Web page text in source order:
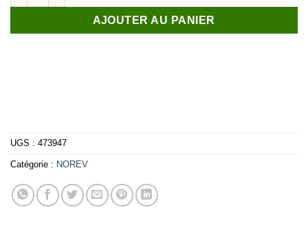
AJOUTER AU PANIER
UGS : 473947
Catégorie : NOREV